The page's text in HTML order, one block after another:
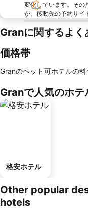
変化しています。その
が、移動先の予約サイ
Granに関するよく
価格帯
Granのペット可ホテルの料
Granで人気のホテ
格安ホテル
Other popular
hotels